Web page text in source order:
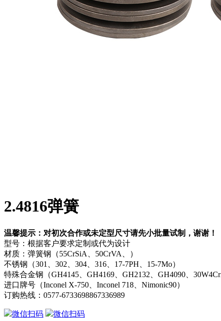
2.4816弹簧
温馨提示：对初次合作或未定型尺寸请先小批量试制，谢谢！
型号：根据客户要求定制或代为设计
材质：弹簧钢（55CrSiA、50CrVA、）
不锈钢（301、302、304、316、17-7PH、15-7Mo）
特殊合金钢（GH4145、GH4169、GH2132、GH4090、
进口牌号（Inconel X-750、Inconel 718、Nimonic90）
订购热线： 0577-6733698867336989
微信扫码 微信扫码